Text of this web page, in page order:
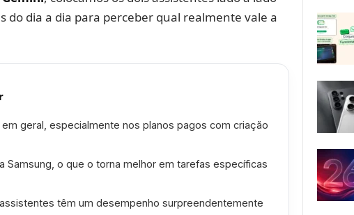
do dia a dia para perceber qual realmente vale a
geral, especialmente nos planos pagos com criação
Samsung, o que o torna melhor em tarefas específicas
têm um desempenho surpreendentemente